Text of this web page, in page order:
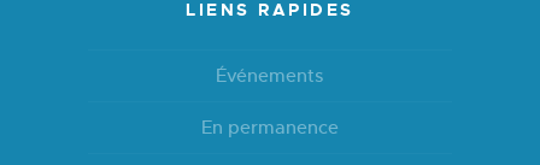
LIENS RAPIDES
Événements
En permanence